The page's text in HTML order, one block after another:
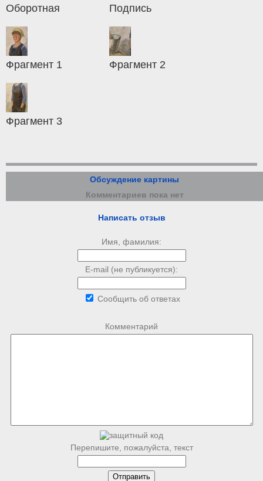
Оборотная Подпись
Фрагмент 1 Фрагмент 2
Фрагмент 3
Обсуждение картины
Комментариев пока нет
Написать отзыв
Имя, фамилия:
E-mail (не публикуется):
Сообщить об ответах
Комментарий
Перепишите, пожалуйста, текст